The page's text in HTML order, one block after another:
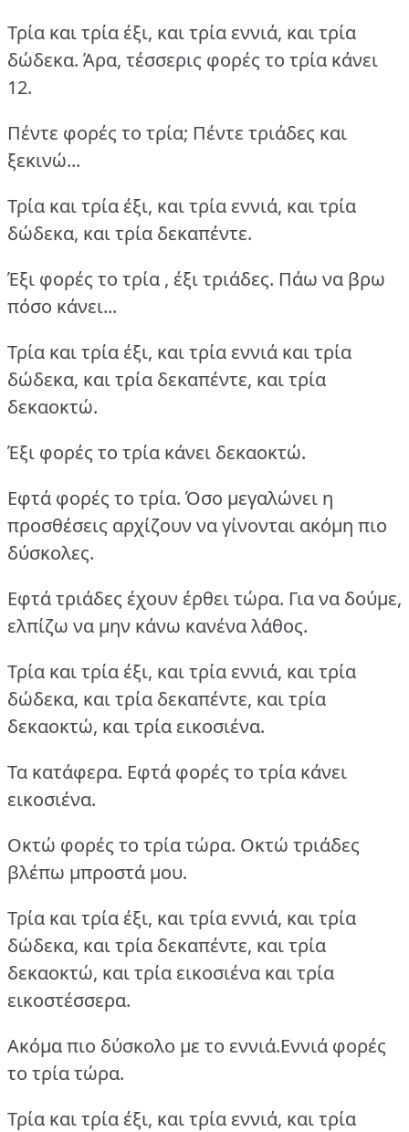
Τρία και τρία έξι, και τρία εννιά, και τρία
δώδεκα. Άρα, τέσσερις φορές το τρία κάνει
12.
Πέντε φορές το τρία; Πέντε τριάδες και
ξεκινώ...
Τρία και τρία έξι, και τρία εννιά, και τρία
δώδεκα, και τρία δεκαπέντε.
Έξι φορές το τρία , έξι τριάδες. Πάω να βρω
πόσο κάνει...
Τρία και τρία έξι, και τρία εννιά και τρία
δώδεκα, και τρία δεκαπέντε, και τρία
δεκαοκτώ.
Έξι φορές το τρία κάνει δεκαοκτώ.
Εφτά φορές το τρία. Όσο μεγαλώνει η
προσθέσεις αρχίζουν να γίνονται ακόμη πιο
δύσκολες.
Εφτά τριάδες έχουν έρθει τώρα. Για να δούμε,
ελπίζω να μην κάνω κανένα λάθος.
Τρία και τρία έξι, και τρία εννιά, και τρία
δώδεκα, και τρία δεκαπέντε, και τρία
δεκαοκτώ, και τρία εικοσιένα.
Τα κατάφερα. Εφτά φορές το τρία κάνει
εικοσιένα.
Οκτώ φορές το τρία τώρα. Οκτώ τριάδες
βλέπω μπροστά μου.
Τρία και τρία έξι, και τρία εννιά, και τρία
δώδεκα, και τρία δεκαπέντε, και τρία
δεκαοκτώ, και τρία εικοσιένα και τρία
εικοστέσσερα.
Ακόμα πιο δύσκολο με το εννιά.Εννιά φορές
το τρία τώρα.
Τρία και τρία έξι, και τρία εννιά, και τρία